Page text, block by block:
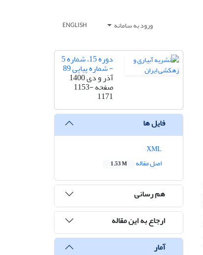
ورود به سامانه ENGLISH
دوره 15، شماره 5
- شماره پیاپی 89
آذر و دی 1400
صفحه1153-
1171
فایل ها
اصل مقاله
1.53 M
هم رسانی
ارجاع به این مقاله
آمار